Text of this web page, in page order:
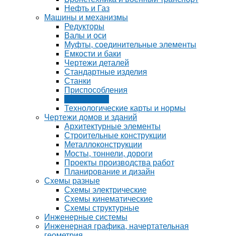
Нефть и Газ
Машины и механизмы
Редукторы
Валы и оси
Муфты, соединительные элементы
Емкости и баки
Чертежи деталей
Стандартные изделия
Станки
Приспособления
Технологические карты и нормы
Чертежи домов и зданий
Архитектурные элементы
Строительные конструкции
Металлоконструкции
Мосты, тоннели, дороги
Проекты производства работ
Планирование и дизайн
Схемы разные
Схемы электрические
Схемы кинематические
Схемы структурные
Инженерные системы
Инженерная графика, начертательная